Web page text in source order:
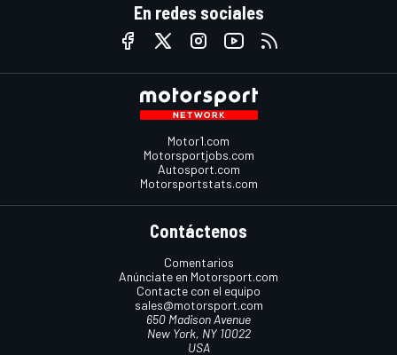
En redes sociales
Motor1.com
Motorsportjobs.com
Autosport.com
Motorsportstats.com
Contáctenos
Comentarios
Anúnciate en Motorsport.com
Contacte con el equipo
sales@motorsport.com
650 Madison Avenue
New York, NY 10022
USA